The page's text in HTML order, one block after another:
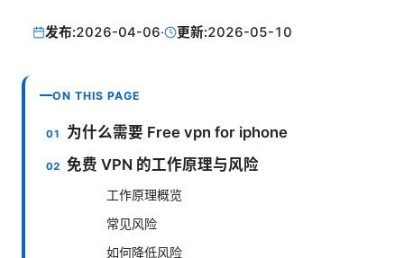
发布:2026-04-06· 更新:2026-05-10
ON THIS PAGE
为什么需要 Free vpn for iphone
免费 VPN 的工作原理与风险
工作原理概览
常见风险
如何降低风险